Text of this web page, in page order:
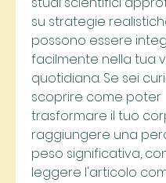
su strategie
possono essere
facilmente nella tua
quotidiana. Se sei
scoprire come poter
trasformare il tuo
raggiungere una
peso significativa,
leggere l'articolo